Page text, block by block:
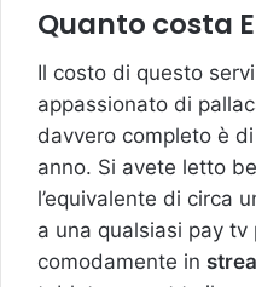
Quanto costa
Il costo di questo
appassionato di
davvero completo è
anno. Si avete letto
l’equivalente di circa
a una qualsiasi pay tv
comodamente in